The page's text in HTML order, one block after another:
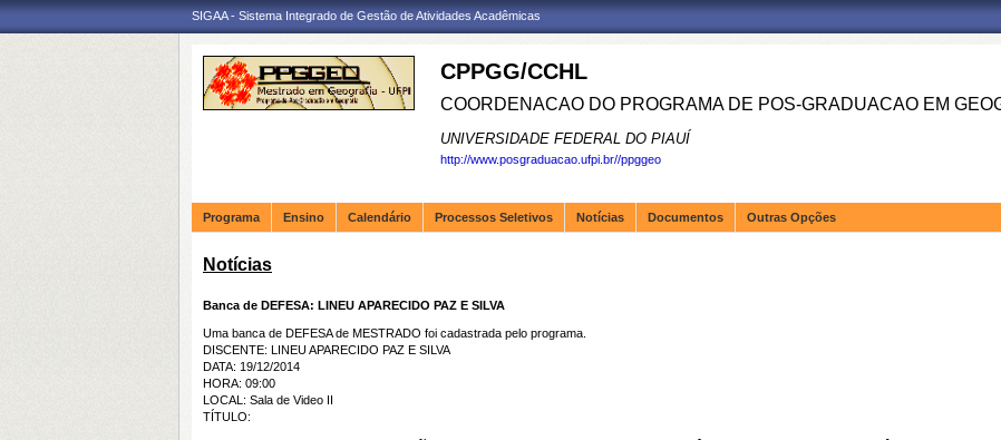
SIGAA - Sistema Integrado de Gestão de Atividades Acadêmicas
CPPGG/CCHL
COORDENACAO DO PROGRAMA DE POS-GRADUACAO EM
UNIVERSIDADE FEDERAL DO PIAUÍ
http://www.posgraduacao.ufpi.br//ppggeo
Programa Ensino Calendário Processos Seletivos Notícias Documentos Outras Opções
Notícias
Banca de DEFESA: LINEU APARECIDO PAZ E SILVA
Uma banca de DEFESA de MESTRADO foi cadastrada pelo programa.
DISCENTE: LINEU APARECIDO PAZ E SILVA
DATA: 19/12/2014
HORA: 09:00
LOCAL: Sala de Video II
TÍTULO: